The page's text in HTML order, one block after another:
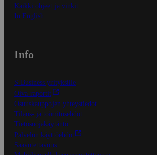
Kaikki ohjeet ja vinkit
In English
Info
S-Business yrityksille
Oiva-raportit
Osuuskauppojen yhteystiedot
Tilaus- ja toimitusehdot
Tietosuojakäytäntö
Palvelun käyttöehdot
Saavutettavuus